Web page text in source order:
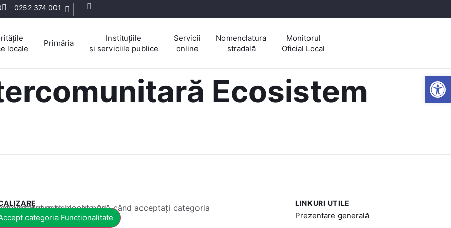
0252 374 001
locale
Primăria
Instituțiile
și serviciile publice
Servicii
online
Nomenclatura
stradală
Monitorul
Oficial Local
Ecosistem
este blocat până când acceptați categoria corespunzătoare de cookie-uri.
categoria Funcționalitate
LINKURI UTILE
Prezentare generală